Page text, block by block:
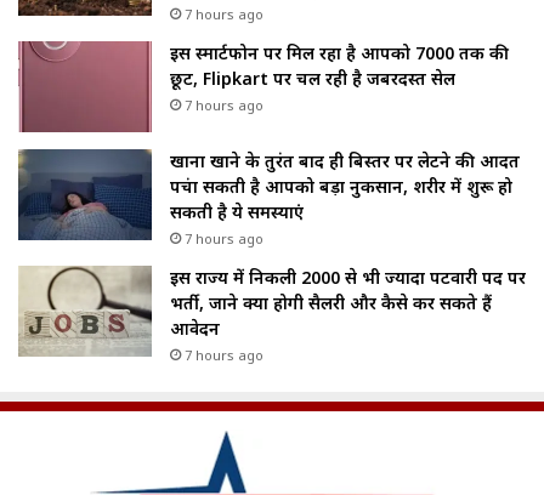
7 hours ago
इस स्मार्टफोन पर मिल रहा है आपको ₹7000 तक की
छूट, Flipkart पर चल रही है जबरदस्त सेल
7 hours ago
खाना खाने के तुरंत बाद ही बिस्तर पर लेटने की आदत
पहुंचा सकती है आपको बड़ा नुकसान, शरीर में शुरू हो
सकती है ये समस्याएं
7 hours ago
इस राज्य में निकली 2000 से भी ज्यादा पटवारी पद पर
भर्ती, जाने क्या होगी सैलरी और कैसे कर सकते हैं
आवेदन
7 hours ago